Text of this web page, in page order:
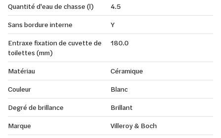
Quantité d'eau de chasse (l)
4.5
Sans bordure interne
Y
Entraxe fixation de cuvette de
toilettes (mm)
180.0
Matériau
Céramique
Couleur
Blanc
Degré de brillance
Brillant
Marque
Villeroy & Boch